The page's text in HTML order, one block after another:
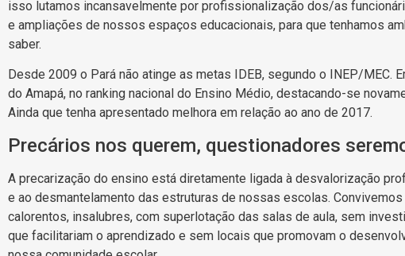
isso lutamos incansavelmente por profissionalização dos/as
e ampliações de nossos espaços educacionais, para que tenhamos
saber.
Desde 2009 o Pará não atinge as metas IDEB, segundo o INEP/MEC.
do Amapá, no ranking nacional do Ensino Médio, destacando-se
Ainda que tenha apresentado melhora em relação ao ano de 2017.
Precários nos querem, questionadores
A precarização do ensino está diretamente ligada à desvalorização
e ao desmantelamento das estruturas de nossas escolas.
calorentos, insalubres, com superlotação das salas de aula, sem
que facilitariam o aprendizado e sem locais que promovam o